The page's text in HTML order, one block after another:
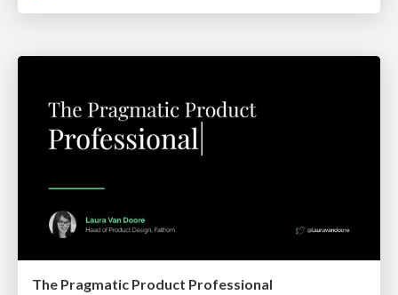
The Pragmatic Product Professional